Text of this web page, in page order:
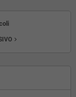
navigate_next